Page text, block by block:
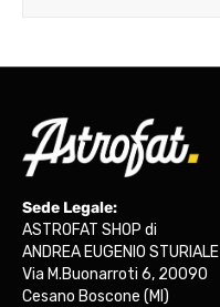
Sede Legale:
ASTROFAT SHOP di
ANDREA EUGENIO STURIALE
Via M.Buonarroti 6, 20090
Cesano Boscone (MI)